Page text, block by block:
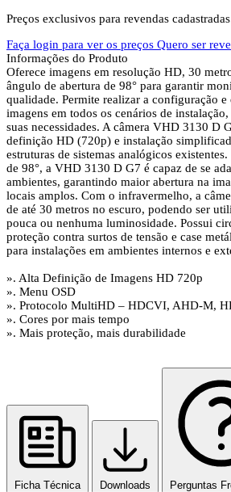
Preços exclusivos para revendas
Faça login para ver os preços Quero ser
Informações do Produto
Oferece imagens em resolução HD, 30
ângulo de abertura de 98° para garantir
qualidade. Permite realizar a configuração e
imagens em todos os cenários de
suas necessidades. A câmera VHD 3130 D
definição HD (720p) e instalação
estruturas de sistemas analógicos
de 98°, a VHD 3130 D G7 é capaz de se
ambientes, garantindo maior abertura na
locais amplos. Com o infravermelho, a
de até 30 metros no escuro, podendo ser
pouca ou nenhuma luminosidade. Possui
proteção contra surtos de tensão e case
para instalações em ambientes internos e
». Alta Definição de Imagens HD 720p
». Menu OSD
». Protocolo MultiHD – HDCVI, AHD-M,
». Cores por mais tempo
». Mais proteção, mais durabilidade
Ficha Técnica Downloads Perguntas